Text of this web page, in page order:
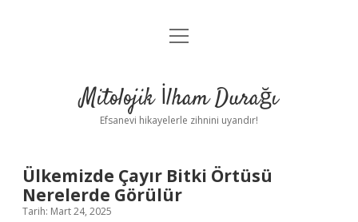
Anasayfa
Yasal Uyarı
menüyü
Mitolojik İlham Durağı
Efsanevi hikayelerle zihnini uyandır!
Ülkemizde Çayır Bitki Örtüsü
Nerelerde Görülür
Tarih: Mart 24, 2025